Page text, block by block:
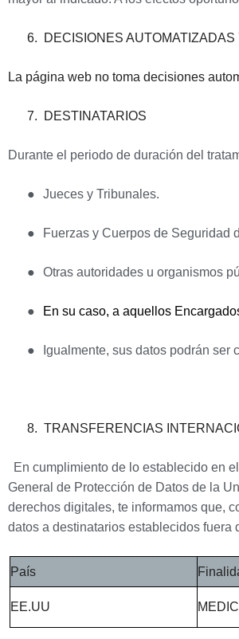
6. DECISIONES
La página web no toma decisiones
7. DESTINATARIOS
Durante el periodo de duración del
● Jueces y Tribunales.
● Fuerzas y Cuerpos de Seguridad
● Otras autoridades u organismos
● En su caso, a aquellos
● Igualmente, sus datos podrán
8. TRANSFERENCIAS
En cumplimiento de lo establecido en
General de Protección de Datos de la
derechos digitales, te informamos que,
datos a destinatarios establecidos
País
EE.UU